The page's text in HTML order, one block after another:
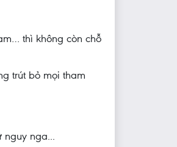
thì không còn chỗ
trút bỏ mọi tham
nga...